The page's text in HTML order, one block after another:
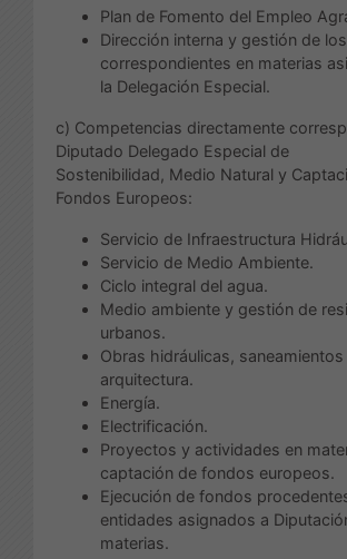
Plan de Fomento del Empleo
Dirección interna y gestión de
correspondientes en materias
la Delegación Especial.
c) Competencias directamente
Diputado Delegado Especial de
Sostenibilidad, Medio Natural y
Fondos Europeos:
Servicio de Infraestructura
Servicio de Medio Ambiente.
Ciclo integral del agua.
Medio ambiente y gestión de
urbanos.
Obras hidráulicas, saneamientos
arquitectura.
Energía.
Electrificación.
Proyectos y actividades en
captación de fondos europeos.
Ejecución de fondos
entidades asignados a
materias.